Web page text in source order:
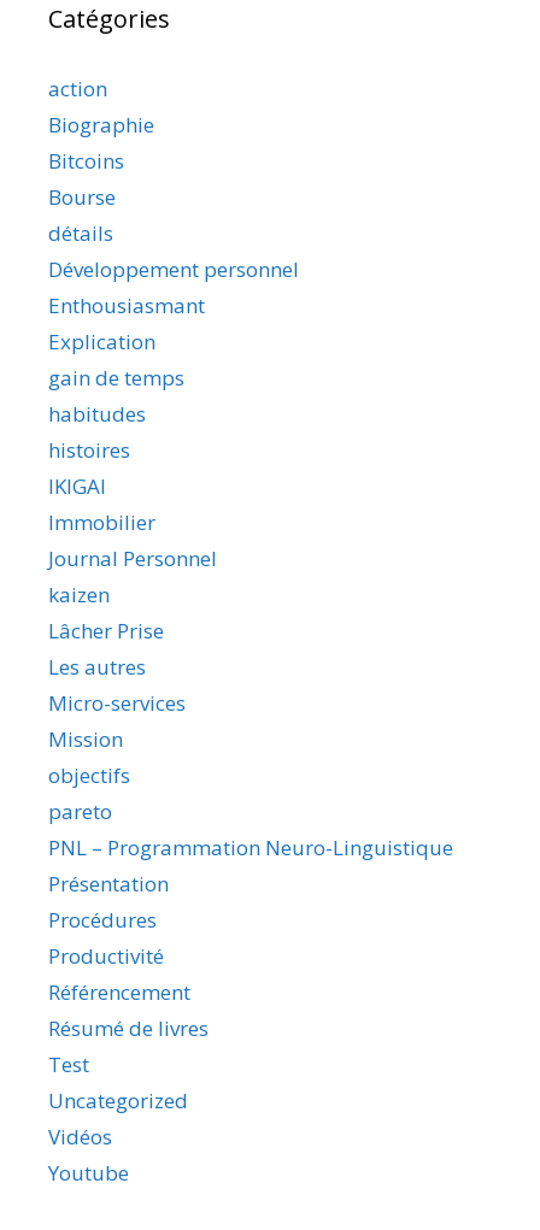
Catégories
action
Biographie
Bitcoins
Bourse
détails
Développement personnel
Enthousiasmant
Explication
gain de temps
habitudes
histoires
IKIGAI
Immobilier
Journal Personnel
kaizen
Lâcher Prise
Les autres
Micro-services
Mission
objectifs
pareto
PNL – Programmation Neuro-Linguistique
Présentation
Procédures
Productivité
Référencement
Résumé de livres
Test
Uncategorized
Vidéos
Youtube